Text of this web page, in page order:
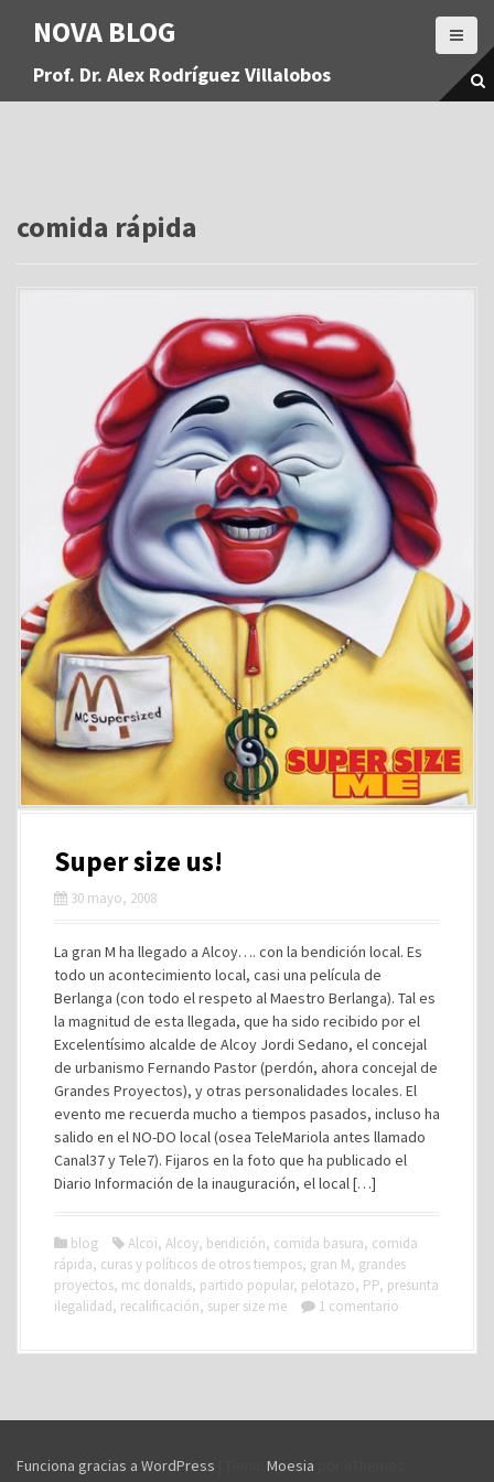
a
NOVA BLOG
Prof. Dr. Alex Rodríguez Villalobos
comida rápida
Super size us!
30 mayo, 2008
La gran M ha llegado a Alcoy…. con la bendición local. Es
todo un acontecimiento local, casi una película de
Berlanga (con todo el respeto al Maestro Berlanga). Tal es
la magnitud de esta llegada, que ha sido recibido por el
Excelentísimo alcalde de Alcoy Jordi Sedano, el concejal
de urbanismo Fernando Pastor (perdón, ahora concejal de
Grandes Proyectos), y otras personalidades locales. El
evento me recuerda mucho a tiempos pasados, incluso ha
salido en el NO-DO local (osea TeleMariola antes llamado
Canal37 y Tele7). Fijaros en la foto que ha publicado el
Diario Información de la inauguración, el local […]
blog Alcoi, Alcoy, bendición, comida basura, comida
rápida, curas y políticos de otros tiempos, gran M, grandes
proyectos, mc donalds, partido popular, pelotazo, PP, presunta
ilegalidad, recalificación, super size me 1 comentario
Funciona gracias a WordPress Moesia